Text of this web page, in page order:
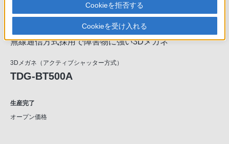
無線通信方式採用で障害物に強い3Dメガネ
3Dメガネ（アクティブシャッター方式）
TDG-BT500A
生産完了
オープン価格
Cookieを拒否する
Cookieを受け入れる